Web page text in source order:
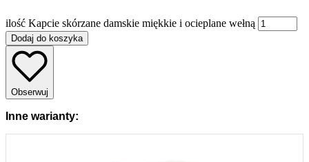
ilość Kapcie skórzane damskie miękkie i ocieplane wełną
Dodaj do koszyka
Obserwuj
Inne warianty: